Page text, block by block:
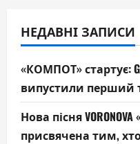
НЕДАВНІ ЗАПИСИ
«КОМПОТ» стартує:
випустили перший
Нова пісня
присвячена тим,